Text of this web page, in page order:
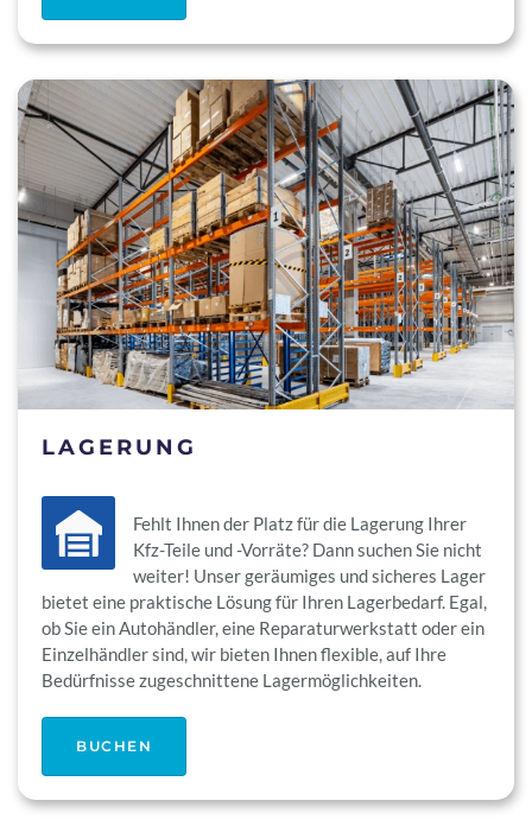
LAGERUNG
Fehlt Ihnen der Platz für die Lagerung Ihrer
Kfz-Teile und -Vorräte? Dann suchen Sie nicht
weiter! Unser geräumiges und sicheres Lager
bietet eine praktische Lösung für Ihren Lagerbedarf. Egal,
ob Sie ein Autohändler, eine Reparaturwerkstatt oder ein
Einzelhändler sind, wir bieten Ihnen flexible, auf Ihre
Bedürfnisse zugeschnittene Lagermöglichkeiten.
BUCHEN